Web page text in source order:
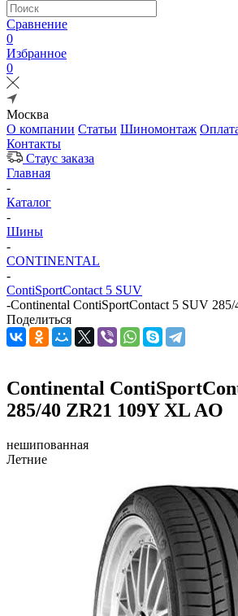
Сравнение
0
Избранное
0
Москва
О компании Статьи Шиномонтаж
Контакты
Стаус заказа
Главная
-
Каталог
-
Шины
-
CONTINENTAL
-
ContiSportContact 5 SUV
-Continental ContiSportContact 5 SUV
Поделиться
Continental
285/40 ZR21 109Y XL AO
нешипованная
Летние